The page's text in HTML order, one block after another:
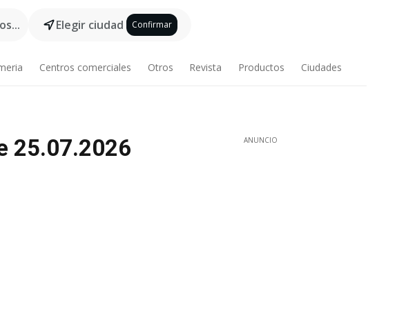
Elegir ciudad Confirmar
Centros comerciales Otros Revista Productos Ciudades
25.07.2026 ANUNCIO